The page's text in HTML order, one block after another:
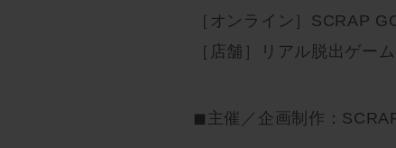
［オンライン］SCRAP
［店舗］リアル脱出ゲー
◼︎主催／企画制作：